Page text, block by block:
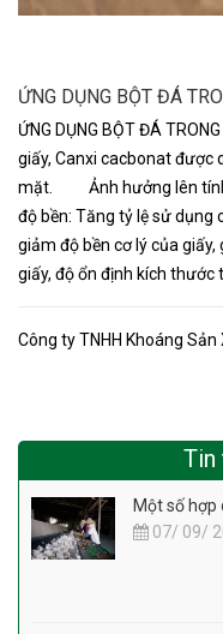
ỨNG DỤNG BỘT ĐÁ
ỨNG DỤNG BỘT ĐÁ
giấy, Canxi cacbonat được
mặt. Ảnh hưởng lên tính
độ bền: Tăng tỷ lệ sử dụng
giảm độ bền cơ lý của
giấy, độ ổn định kích thước
Công ty TNHH Khoáng
Tin
Một số hợp
07/ 09/